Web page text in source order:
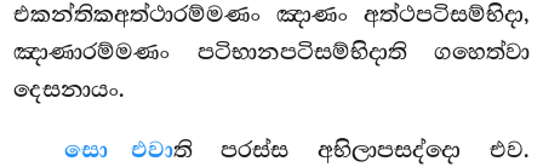
එකන්තිකඅත්ථාරම්මණං ඤාණං අත්ථපටිසම්භිදා,
ඤාණාරම්මණං පටිභානපටිසම්භිදාති ගහෙත්වා
දෙසනායං.
සො එවාති පරස්ස අභිලාපසද්දො එව.